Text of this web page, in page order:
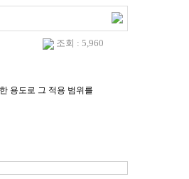
조회 : 5,960
용도로 그 적용 범위를